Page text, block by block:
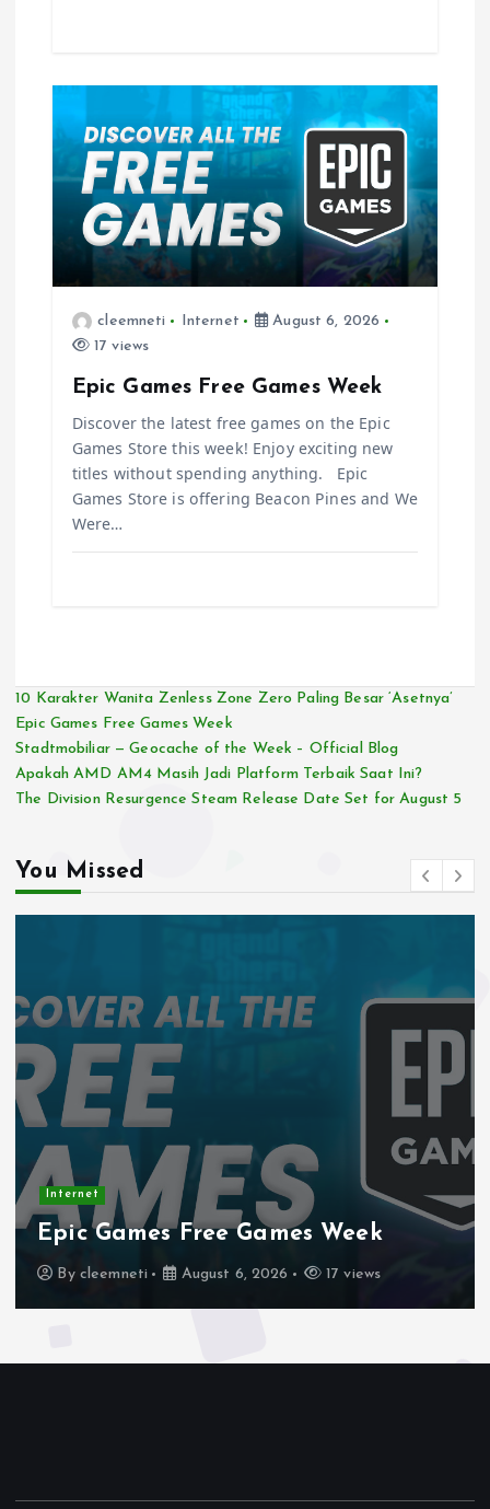
cleemneti Internet
August 6, 2026
17 views
Epic Games Free Games Week
Discover the latest free games on the Epic
Games Store this week! Enjoy exciting new
titles without spending anything. Epic
Games Store is offering Beacon Pines and We
Were…
10 Karakter Wanita Zenless Zone Zero Paling Besar ‘Asetnya’
Epic Games Free Games Week
Stadtmobiliar — Geocache of the Week – Official Blog
Apakah AMD AM4 Masih Jadi Platform Terbaik Saat Ini?
The Division Resurgence Steam Release Date Set for August 5
You Missed
Free Games Week
August 6, 2026 17 views
Internet